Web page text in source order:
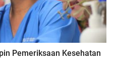
Pemeriksaan Kesehatan